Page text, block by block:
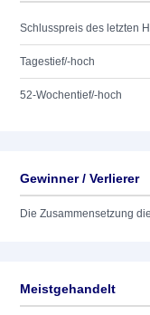
Schlusspreis des letzten
Tagestief/-hoch
52-Wochentief/-hoch
Gewinner / Verlierer
Die Zusammensetzung
Meistgehandelt